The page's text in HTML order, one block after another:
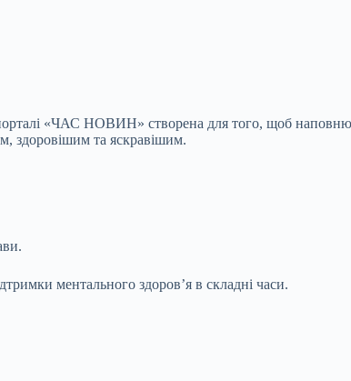
«ЧАС НОВИН» створена для того, щоб
здоровішим та яскравішим.
ментального здоров’я в складні часи.